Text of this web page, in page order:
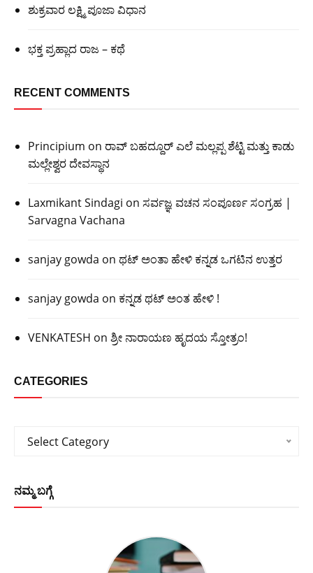
ಶುಕ್ರವಾರ ಲಕ್ಷ್ಮಿ ಪೂಜಾ ವಿಧಾನ
ಭಕ್ತ ಪ್ರಹ್ಲಾದ ರಾಜ – ಕಥೆ
RECENT COMMENTS
Principium on ರಾವ್ ಬಹದ್ದೂರ್ ಎಲೆ ಮಲ್ಲಪ್ಪ ಶೆಟ್ಟಿ ಮತ್ತು ಕಾಡು
ಮಲ್ಲೇಶ್ವರ ದೇವಸ್ಥಾನ
Laxmikant Sindagi on ಸರ್ವಜ್ಞ ವಚನ ಸಂಪೂರ್ಣ ಸಂಗ್ರಹ |
Sarvagna Vachana
sanjay gowda on ಥಟ್ ಅಂತಾ ಹೇಳಿ ಕನ್ನಡ ಒಗಟಿನ ಉತ್ತರ
sanjay gowda on ಕನ್ನಡ ಥಟ್ ಅಂತ ಹೇಳಿ !
VENKATESH on ಶ್ರೀ ನಾರಾಯಣ ಹೃದಯ ಸ್ತೋತ್ರಂ!
CATEGORIES
Categories
Select Category
ನಮ್ಮ ಬಗ್ಗೆ